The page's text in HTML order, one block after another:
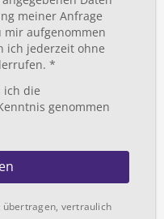
meiner Anfrage
mir aufgenommen
ich jederzeit ohne
*
ich die
genommen
vertraulich